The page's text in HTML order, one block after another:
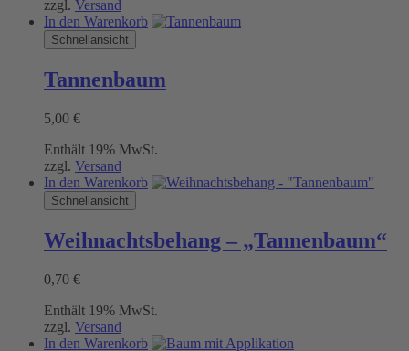
zzgl. Versand
In den Warenkorb
Schnellansicht
Tannenbaum
5,00 €
Enthält 19% MwSt.
zzgl. Versand
In den Warenkorb
Schnellansicht
Weihnachtsbehang – „Tannenbaum“
0,70 €
Enthält 19% MwSt.
zzgl. Versand
In den Warenkorb